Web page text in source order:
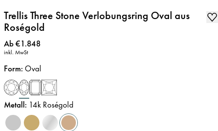
Trellis Three Stone Verlobungsring Oval aus
Roségold
Preis:
Ab €1.848
inkl. MwSt
Form: Oval
Metall: 14k Roségold